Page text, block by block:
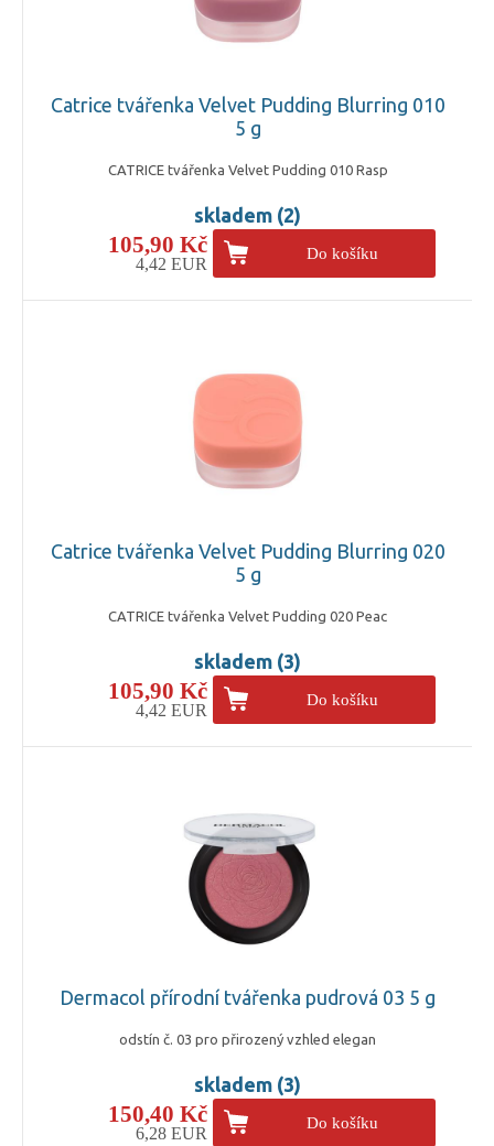
Catrice tvářenka Velvet Pudding Blurring 010
5 g
CATRICE tvářenka Velvet Pudding 010 Rasp
skladem (2)
105,90 Kč
4,42 EUR
Do košíku
Catrice tvářenka Velvet Pudding Blurring 020
5 g
CATRICE tvářenka Velvet Pudding 020 Peac
skladem (3)
105,90 Kč
4,42 EUR
Do košíku
Dermacol přírodní tvářenka pudrová 03 5 g
odstín č. 03 pro přirozený vzhled elegan
skladem (3)
150,40 Kč
6,28 EUR
Do košíku